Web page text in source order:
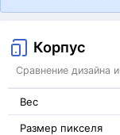
Корпус
Сравнение дизайна
Вес
Размер пикселя